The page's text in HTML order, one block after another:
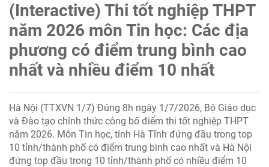
(Interactive) Thi tốt nghiệp THPT
năm 2026 môn Tin học: Các địa
phương có điểm trung bình cao
nhất và nhiều điểm 10 nhất
Hà Nội (TTXVN 1/7) Đúng 8h ngày 1/7/2026, Bộ Giáo dục
và Đào tạo chính thức công bố điểm thi tốt nghiệp THPT
năm 2026. Môn Tin học, tỉnh Hà Tĩnh đứng đầu trong top
10 tỉnh/thành phố có điểm trung bình cao nhất và Hà Nội
đứng top đầu trong 10 tỉnh/thành phố có nhiều điểm 10